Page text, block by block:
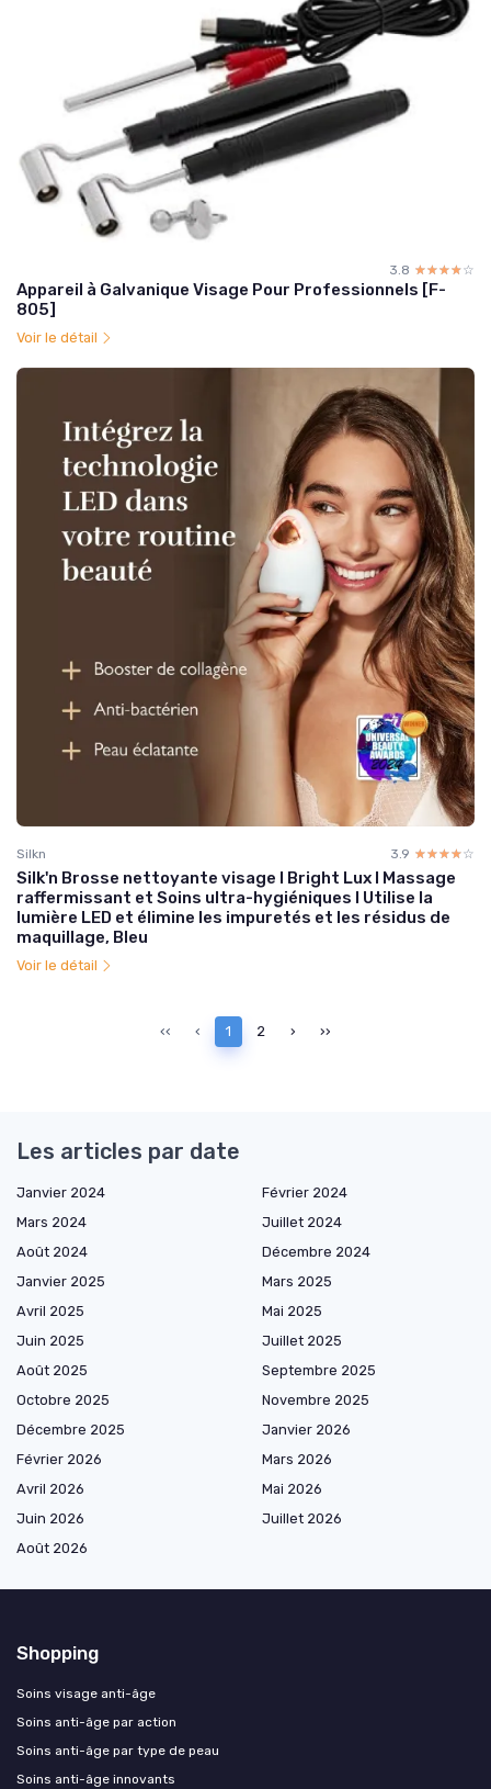
3.8 ☆☆☆☆☆
★★★★★
Appareil à Galvanique Visage Pour Professionnels [F-
805]
Voir le détail
Silkn 3.9 ☆☆☆☆☆
★★★★★
Silk'n Brosse nettoyante visage I Bright Lux I Massage
raffermissant et Soins ultra-hygiéniques I Utilise la
lumière LED et élimine les impuretés et les résidus de
maquillage, Bleu
Voir le détail
‹‹ ‹ 1 2 › ››
Les articles par date
Janvier 2024
Février 2024
Mars 2024
Juillet 2024
Août 2024
Décembre 2024
Janvier 2025
Mars 2025
Avril 2025
Mai 2025
Juin 2025
Juillet 2025
Août 2025
Septembre 2025
Octobre 2025
Novembre 2025
Décembre 2025
Janvier 2026
Février 2026
Mars 2026
Avril 2026
Mai 2026
Juin 2026
Juillet 2026
Août 2026
Shopping
Soins visage anti-âge
Soins anti-âge par action
Soins anti-âge par type de peau
Soins anti-âge innovants